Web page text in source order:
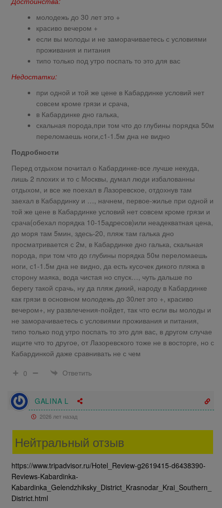
молодежь до 30 лет это +
красиво вечером +
если вы молоды и не заморачиваетесь с условиями
проживания и питания
типо только под утро поспать то это для вас
Недостатки:
при одной и той же цене в Кабардинке условий нет
совсем кроме грязи и срача,
в Кабардинке дно галька,
скальная порода,при том что до глубины порядка 50м
переломаешь ноги,с1-1.5м дна не видно
Подробности
Перед отдыхом почитал о Кабардинке-все лучше некуда,
лишь 2 плохих и то с Москвы, думал люди избалованны
отдыхом, и все же поехал в Лазоревское, отдохнув там
заехал в Кабардинку и …, начнем, первое-жилье при одной и
той же цене в Кабардинке условий нет совсем кроме грязи и
срача(обехал порядка 10-15адресов)или неадекватная цена,
до моря там 5мин, здесь-20, пляж там галька дно
просматривается с 2м, в Кабардинке дно галька, скальная
порода, при том что до глубины порядка 50м переломаешь
ноги, с1-1.5м дна не видно, да есть кусочек дикого пляжа в
сторону маяка, вода чистая но спуск…, чуть дальше по
берегу такой срачь, ну да пляж дикий, народу в Кабардинке
как грязи в основном молодежь до 30лет это +, красиво
вечером+, ну развлечения-пойдет, так что если вы молоды и
не заморачиваетесь с условиями проживания и питания,
типо только под утро поспать то это для вас, в другом случае
ищите что то другое, от Лазоревского тоже не в восторге, но с
Кабардинкой даже сравнивать не с чем
0
Ответить
GALINA L
2026 лет назад
Нейтральный отзыв
https://www.tripadvisor.ru/Hotel_Review-g2619415-d6438390-
Reviews-Kabardinka-
Kabardinka_Gelendzhiksky_District_Krasnodar_Krai_Southern_
District.html